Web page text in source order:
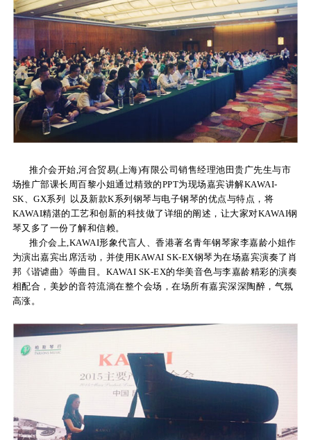
我
们
联
系
我
们
支
持
KAWAI
官方网
推介会开始,河合贸易(上海)有限公司销售经理池田贵广先生与市
场推广部课长周百黎小姐通过精致的PPT为现场嘉宾讲解KAWAI-
SK、GX系列 以及新款K系列钢琴与电子钢琴的优点与特点，将
KAWAI精湛的工艺和创新的科技做了详细的阐述，让大家对KAWAI钢
琴又多了一份了解和信赖。
推介会上,KAWAI形象代言人、香港著名青年钢琴家李嘉龄小姐作
为演出嘉宾出席活动，并使用KAWAI SK-EX钢琴为在场嘉宾演奏了肖
邦《谐谑曲》等曲目。KAWAI SK-EX的华美音色与李嘉龄精彩的演奏
相配合，美妙的音符流淌在整个会场，在场所有嘉宾深深陶醉，气氛
高涨。